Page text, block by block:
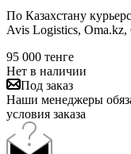
По Казахстану
Avis Logistics,
95 000 тенге
Нет в наличии
Под заказ
Наши менеджеры
условия заказа